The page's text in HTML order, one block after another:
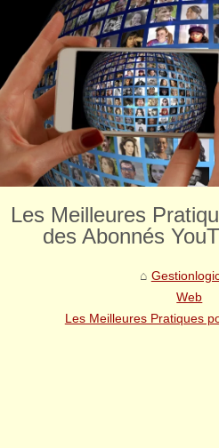
Les Meilleures
des Abonnés
Web
Les Meilleures Pratiques